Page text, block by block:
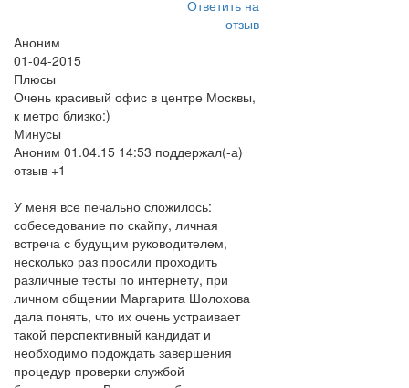
Ответить на
отзыв
Аноним
01-04-2015
Плюсы
Очень красивый офис в центре Москвы,
к метро близко:)
Минусы
Аноним 01.04.15 14:53 поддержал(-а)
отзыв +1
У меня все печально сложилось:
собеседование по скайпу, личная
встреча с будущим руководителем,
несколько раз просили проходить
различные тесты по интернету, при
личном общении Маргарита Шолохова
дала понять, что их очень устраивает
такой перспективный кандидат и
необходимо подождать завершения
процедур проверки службой